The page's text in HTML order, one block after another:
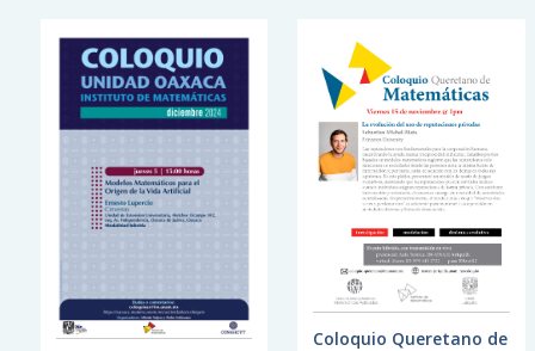
Coloquio Queretano de